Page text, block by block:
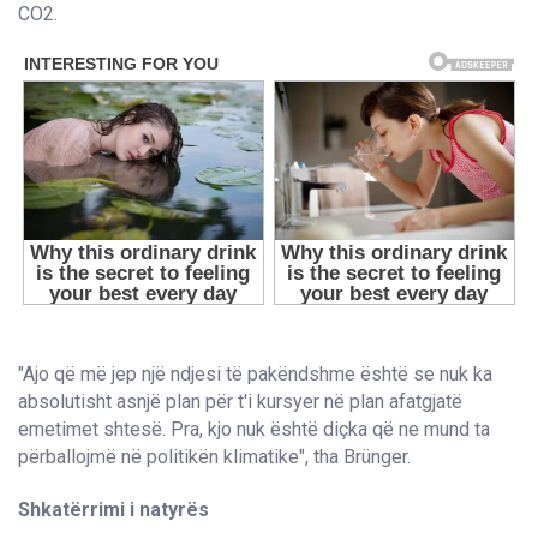
CO2.
"Ajo që më jep një ndjesi të pakëndshme është se nuk ka
absolutisht asnjë plan për t'i kursyer në plan afatgjatë
emetimet shtesë. Pra, kjo nuk është diçka që ne mund ta
përballojmë në politikën klimatike", tha Brünger.
Shkatërrimi i natyrës